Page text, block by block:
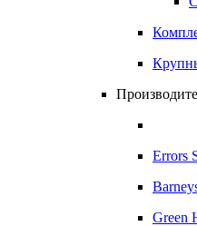
Errors
Green